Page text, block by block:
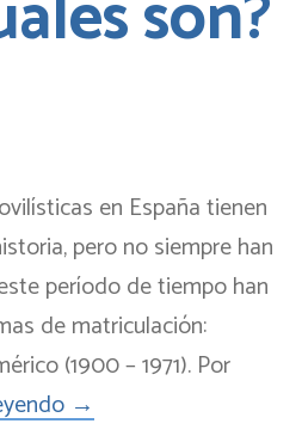
en España tienen
pero no siempre han
período de tiempo han
de matriculación:
(1900 – 1971). Por
→